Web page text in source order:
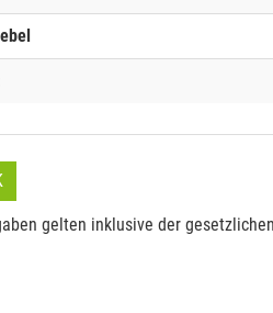
gelten inklusive der